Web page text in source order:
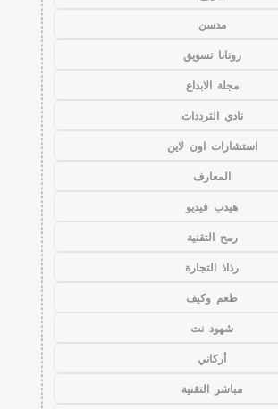
مدسن
روتانا تسويق
مجلة الابداع
نادي الترددات
استشارات اون لاين
المعارف
هيدب فيديو
رمح التقنية
رذاذ التجارة
طعم وكيف
شهود نت
أركاني
مباشر التقنية